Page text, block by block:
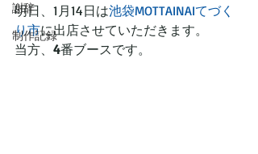
謝辞
制作記録
明日、1月14日は池袋MOTTAINAIてづく
り市に出店させていただきます。
当方、 4番ブースです。